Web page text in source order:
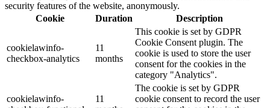
security features of the website, anonymously.
Cookie
Duration Description
cookielawinfo-
checkbox-analytics
11
months
This cookie is set by GDPR
Cookie Consent plugin. The
cookie is used to store the user
consent for the cookies in the
category "Analytics".
cookielawinfo-
11
The cookie is set by GDPR
cookie consent to record the user